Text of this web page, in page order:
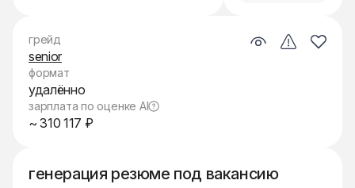
генерация резюме под вакансию
грейд
senior
формат
удалённо
зарплата по оценке AI
~ 310 117 ₽